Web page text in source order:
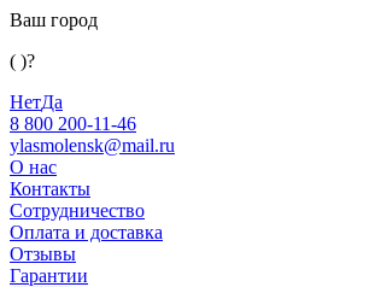
Ваш город
( )?
НетДа
8 800 200-11-46
ylasmolensk@mail.ru
О нас
Контакты
Сотрудничество
Оплата и доставка
Отзывы
Гарантии